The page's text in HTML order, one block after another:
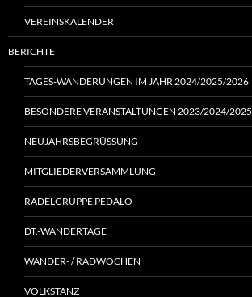
VEREINSKALENDER
BERICHTE
TAGES-WANDERUNGEN IM JAHR 2024/2025/2026
BESONDERE VERANSTALTUNGEN 2023/2024/2025
NEUJAHRSBEGRÜSSUNG
MITGLIEDERVERSAMMLUNG
RADELGRUPPE PEDALO
DT.-WANDERTAGE
WANDER- / RADWOCHEN
VOLKSTANZ